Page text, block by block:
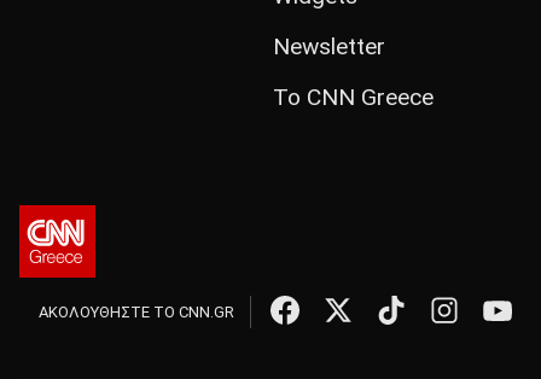
Newsletter
Το CNN Greece
ΑΚΟΛΟΥΘΗΣΤΕ ΤΟ CNN.GR